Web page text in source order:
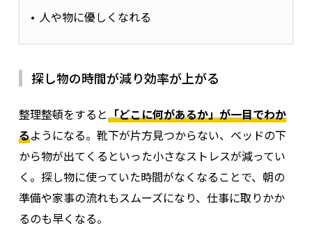
人や物に優しくなれる
探し物の時間が減り効率が上がる
整理整頓をすると「どこに何があるか」が一目でわか
るようになる。靴下が片方見つからない、ベッドの下
から物が出てくるといった小さなストレスが減ってい
く。探し物に使っていた時間がなくなることで、朝の
準備や家事の流れもスムーズになり、仕事に取りかか
るのも早くなる。